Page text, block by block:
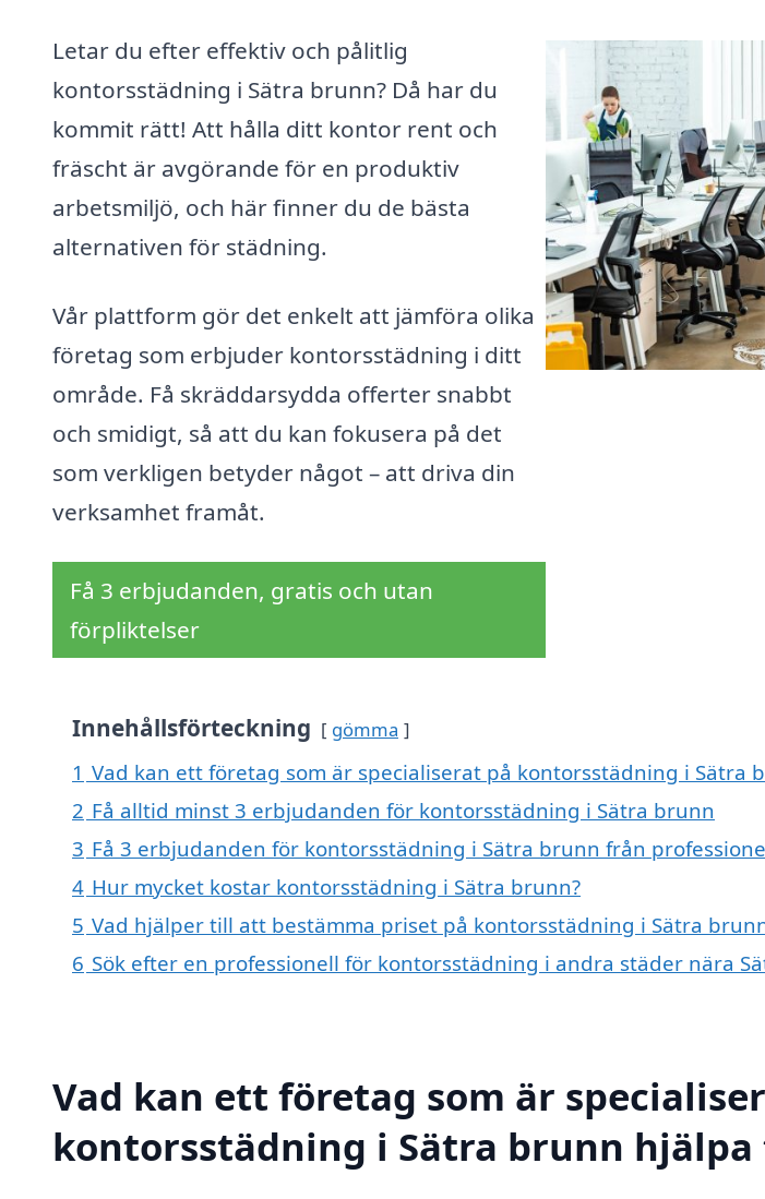
Letar du efter effektiv och pålitlig
kontorsstädning i Sätra brunn? Då har du
kommit rätt! Att hålla ditt kontor rent och
fräscht är avgörande för en produktiv
arbetsmiljö, och här finner du de bästa
alternativen för städning.
Vår plattform gör det enkelt att jämföra olika
företag som erbjuder kontorsstädning i ditt
område. Få skräddarsydda offerter snabbt
och smidigt, så att du kan fokusera på det
som verkligen betyder något – att driva din
verksamhet framåt.
Få 3 erbjudanden, gratis och utan
förpliktelser
Innehållsförteckning gömma
1 Vad kan ett företag som är specialiserat på kontorsstädning i Sätra
2 Få alltid minst 3 erbjudanden för kontorsstädning i Sätra brunn
3 Få 3 erbjudanden för kontorsstädning i Sätra brunn från
4 Hur mycket kostar kontorsstädning i Sätra brunn?
5 Vad hjälper till att bestämma priset på kontorsstädning i Sätra
6 Sök efter en professionell för kontorsstädning i andra städer nära
Vad kan ett företag som är
kontorsstädning i Sätra brunn hjälpa